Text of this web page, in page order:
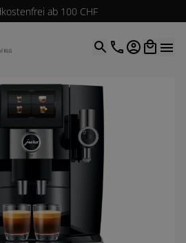
ab 100 CHF
4.9| 5.0 Google
Open